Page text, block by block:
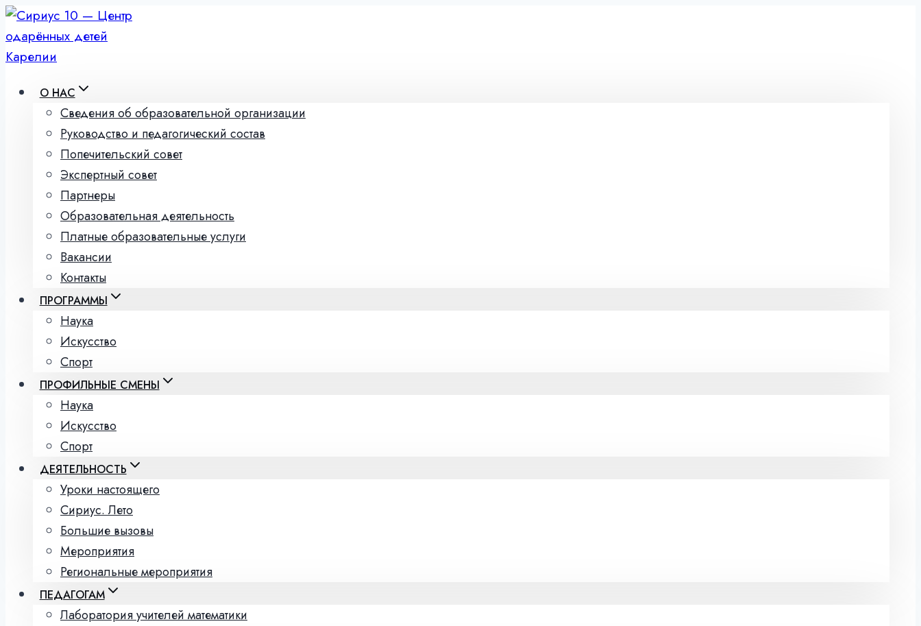
Перейти
к
содержимому
О НАС
Сведения об образовательной организации
Руководство и педагогический состав
Попечительский совет
Экспертный совет
Партнеры
Образовательная деятельность
Платные образовательные услуги
Вакансии
Контакты
ПРОГРАММЫ
Наука
Искусство
Спорт
ПРОФИЛЬНЫЕ СМЕНЫ
Наука
Искусство
Спорт
ДЕЯТЕЛЬНОСТЬ
Уроки настоящего
Сириус. Лето
Большие вызовы
Мероприятия
Региональные мероприятия
ПЕДАГОГАМ
Лаборатория учителей математики